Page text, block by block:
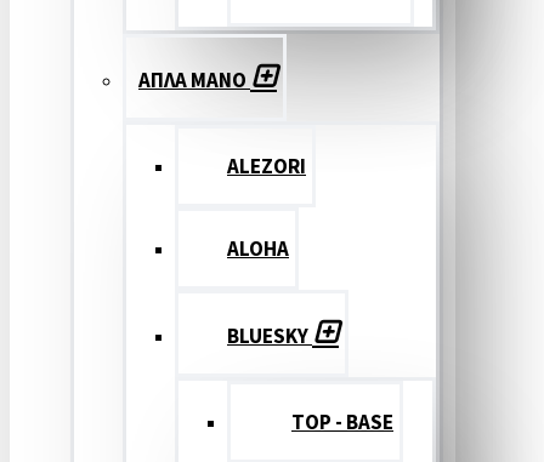
ΑΠΛΑ ΜΑΝΟ
ALEZORI
ALOHA
BLUESKY
TOP - BASE